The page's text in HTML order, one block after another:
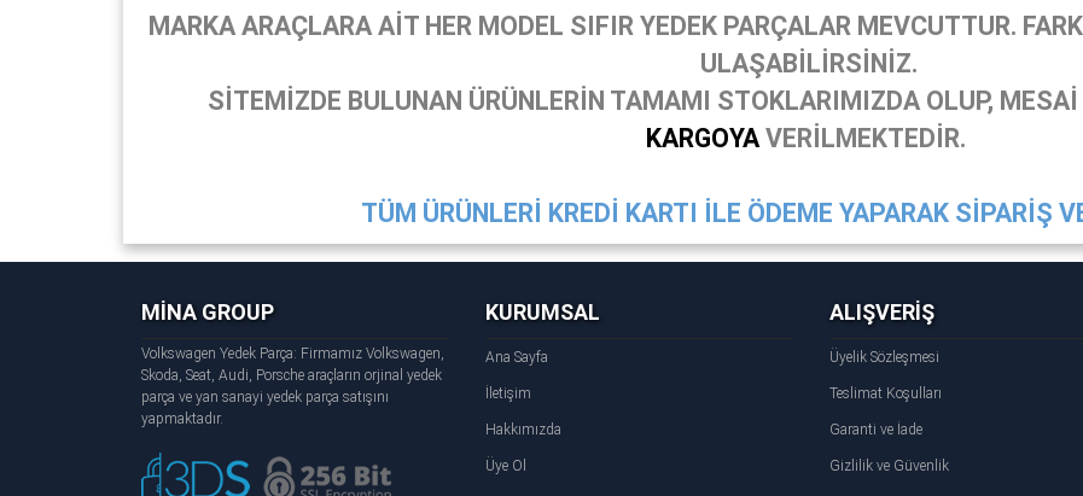
MARKA ARAÇLARA AİT HER MODEL SIFIR YEDEK PARÇALAR MEVCUTTUR.
ULAŞABİLİRSİNİZ.
SİTEMİZDE BULUNAN ÜRÜNLERİN TAMAMI STOKLARIMIZDA OLUP,
KARGOYA VERİLMEKTEDİR.
TÜM ÜRÜNLERİ KREDİ KARTI İLE ÖDEME YAPARAK SİPARİŞ
MİNA GROUP
Volkswagen Yedek Parça: Firmamız Volkswagen,
Skoda, Seat, Audi, Porsche araçların orjinal yedek
parça ve yan sanayi yedek parça satışını
yapmaktadır.
KURUMSAL
Ana Sayfa
İletişim
Hakkımızda
Üye Ol
ALIŞVERİŞ
Üyelik Sözleşmesi
Teslimat Koşulları
Garanti ve İade
Gizlilik ve Güvenlik